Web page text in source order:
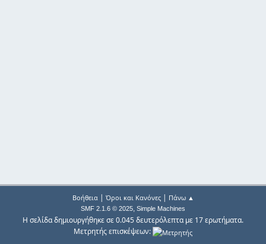
Βοήθεια| Όροι και Κανόνες| Πάνω ▲
SMF 2.1.6 © 2025, Simple Machines
Η σελίδα δημιουργήθηκε σε 0.045 δευτερόλεπτα με 17 ερωτήματα.
Μετρητής επισκέψεων: